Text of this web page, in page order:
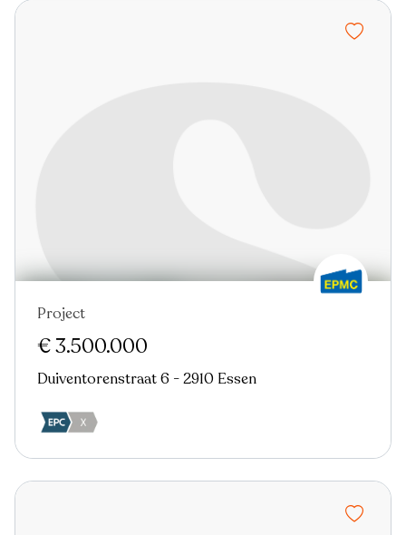
Project
€ 3.500.000
Duiventorenstraat 6 - 2910 Essen